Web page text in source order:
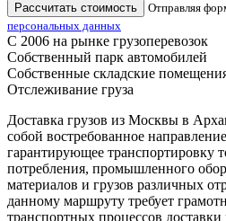
Рассчитать стоимость Отправляя
персональных данных
С 2006 на рынке грузоперевозок
Собственный парк автомобилей
Собственные складские
Отслеживание груза
Доставка грузов из Москвы в
собой востребованное
гарантирующее транспортировку
потребления, промышленного
материалов и грузов различных
данному маршруту требует
транспортных процессов